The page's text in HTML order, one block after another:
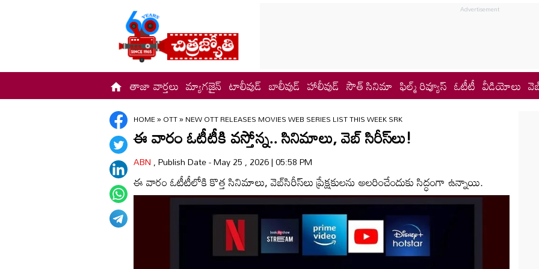
తాజా వార్తలు మ్యాగజైన్ టాలీవుడ్ బాలీవుడ్ హాలీవుడ్ సౌత్ సినిమా ఫిల్మ్ రివ్యూస్ ఓటీటీ వీడియోలు
HOME»OTT»NEW OTT RELEASES MOVIES WEB SERIES LIST THIS WEEK SRK
ఈ వారం ఓటీటీకి వ‌స్తోన్న.. సినిమాలు, వెబ్ సిరీస్‌లు!
ABN, Publish Date - May 25 , 2026 | 05:58 PM
ఈ వారం ఓటీటీలోకి కొత్త సినిమాలు, వెబ్‌సిరీస్‌లు ప్రేక్షకులను అలరించేందుకు సిద్ధంగా ఉన్నాయి.